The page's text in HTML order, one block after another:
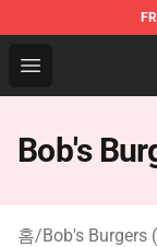
Open menu
Bob's
Bob's
홈/Bob's Burgers